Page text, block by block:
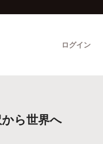
ログイン
から世界へ